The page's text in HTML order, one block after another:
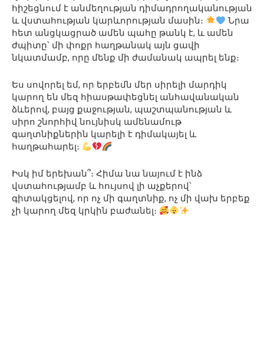
հիշեցնում է անմեղության դիմադրողականության
և վստահության կարևորության մասին։
Նրա
հետ անցկացրած ամեն պահը թանկ է, և ամեն
ժպիտը՝ մի փոքր հաղթանակ այն ցավի
նկատմամբ, որը մենք մի ժամանակ ապրել ենք։
Ես սովորել եմ, որ երբեմն մեր սիրելի մարդիկ
կարող են մեզ հիասթափեցնել անհավանական
ձևերով, բայց քաջության, պաշտպանության և
սիրո շնորհիվ նույնիսկ ամենամութ
գաղտնիքներին կարելի է դիմակայել և
հաղթահարել։
Իսկ իմ երեխան՞։ Հիմա նա նայում է ինձ
վստահությամբ և հույսով լի աչքերով՝
գիտակցելով, որ ոչ մի գաղտնիք, ոչ մի վախ երբեք
չի կարող մեզ կրկին բաժանել։